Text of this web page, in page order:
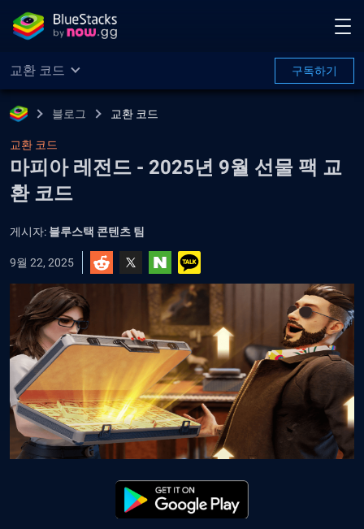
교환 코드 구독하기
블로그 교환 코드
교환 코드
마피아 레전드 - 2025년 9월 선물 팩 교
환 코드
게시자: 블루스택 콘텐츠 팀
9월 22, 2025